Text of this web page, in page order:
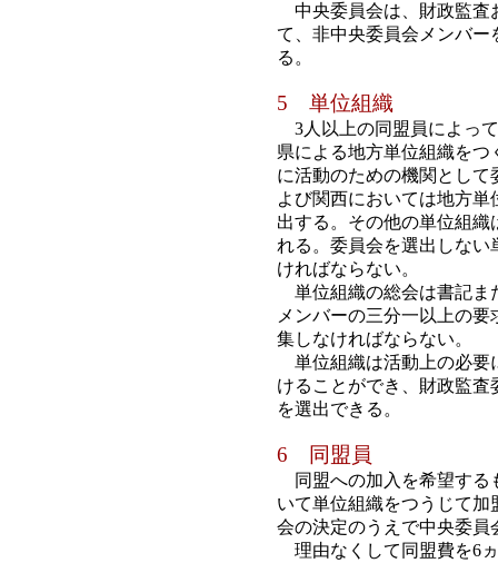
中央委員会は、財政監査
て、非中央委員会メンバ
る。
5 単位組織
3人以上の同盟員によっ
県による地方単位組織を
に活動のための機関とし
よび関西においては地方
出する。その他の単位組
れる。委員会を選出しな
ければならない。
単位組織の総会は書記ま
メンバーの三分一以上の
集しなければならない。
単位組織は活動上の必要
けることができ、財政監
を選出できる。
6 同盟員
同盟への加入を希望する
いて単位組織をつうじて
会の決定のうえで中央委員
理由なくして同盟費を6